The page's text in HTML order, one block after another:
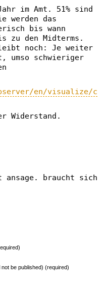
im Amt. 51% sind
werden das
bis wann
zu den Midterms.
noch: Je weiter
umso schwieriger
en/visualize/c
Widerstand.
braucht sich
not be published) (required)